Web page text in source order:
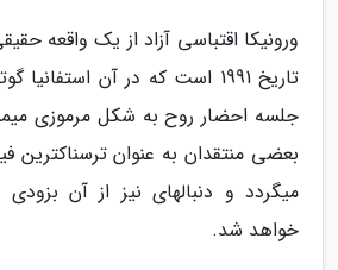
ورونیکا اقتباسی آزاد از یک واقعه
تاریخ 1991 است که در آن
جلسه احضار روح به شکل مرموزی
بعضی منتقدان به عنوان ترسناکترین
میگردد و دنبالهای نیز از آن
خواهد شد.